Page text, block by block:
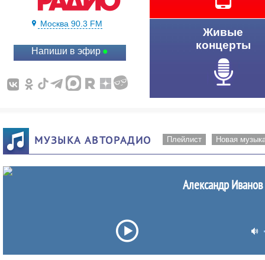
Москва 90.3 FM
Напиши в эфир
Живые
концерты
МУЗЫКА АВТОРАДИО Плейлист Новая
Александр